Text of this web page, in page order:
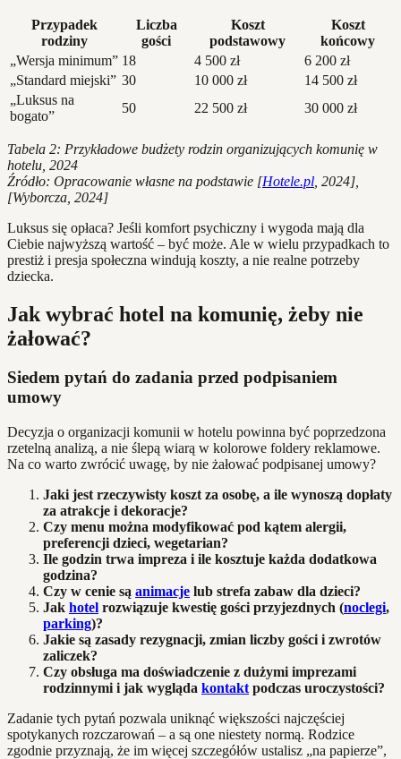
Przypadek
rodziny
Liczba
gości
Koszt
podstawowy
Koszt
końcowy
„Wersja minimum” 18 4 500 zł
6 200 zł
„Standard miejski” 30 10 000 zł
14 500 zł
„Luksus na
bogato”
50 22 500 zł 30 000 zł
Tabela 2: Przykładowe budżety rodzin organizujących komunię w
hotelu, 2024
Źródło: Opracowanie własne na podstawie [Hotele.pl , 2024],
[Wyborcza, 2024]
Luksus się opłaca? Jeśli komfort psychiczny i wygoda mają dla
Ciebie najwyższą wartość – być może. Ale w wielu przypadkach to
prestiż i presja społeczna windują koszty, a nie realne potrzeby
dziecka.
Jak wybrać hotel na komunię, żeby nie
żałować?
Siedem pytań do zadania przed podpisaniem
umowy
Decyzja o organizacji komunii w hotelu powinna być poprzedzona
rzetelną analizą, a nie ślepą wiarą w kolorowe foldery reklamowe.
Na co warto zwrócić uwagę, by nie żałować podpisanej umowy?
Jaki jest rzeczywisty koszt za osobę, a ile wynoszą dopłaty
za atrakcje i dekoracje?
Czy menu można modyfikować pod kątem alergii,
preferencji dzieci, wegetarian?
Ile godzin trwa impreza i ile kosztuje każda dodatkowa
godzina?
Czy w cenie są animacje lub strefa zabaw dla dzieci?
Jak hotel rozwiązuje kwestię gości przyjezdnych (noclegi,
parking)?
Jakie są zasady rezygnacji, zmian liczby gości i zwrotów
zaliczek?
Czy obsługa ma doświadczenie z dużymi imprezami
rodzinnymi i jak wygląda kontakt podczas uroczystości?
Zadanie tych pytań pozwala uniknąć większości najczęściej
spotykanych rozczarowań – a są one niestety normą. Rodzice
zgodnie przyznają, że im więcej szczegółów ustalisz „na papierze”,